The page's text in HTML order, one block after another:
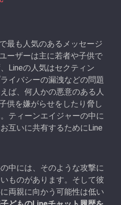
最も人気のあるメッセージ
ーザーは主に若者や子供で
Lineの人気はセクティン
イバシーの漏洩などの問題
ば、何人かの悪意のある人
供を嫌がらせをしたり脅し
ティーンエイジャーの中に
互いに共有するためにLine
中には、そのような攻撃に
ものがあります。そして彼
両親に向かう可能性は低い